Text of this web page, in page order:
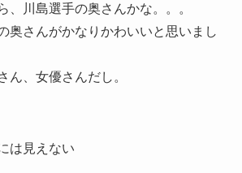
、川島選手の奥さんかな。。。
奥さんがかなりかわいいと思いまし
ん、女優さんだし。
は見えない